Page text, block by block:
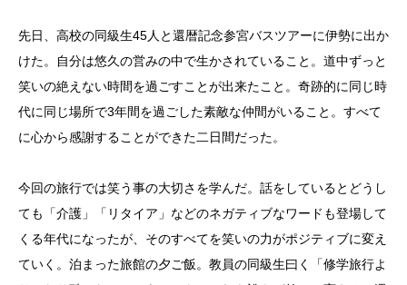
先日、高校の同級生45人と還暦記念参宮バスツアーに伊勢に出か
けた。自分は悠久の営みの中で生かされていること。道中ずっと
笑いの絶えない時間を過ごすことが出来たこと。奇跡的に同じ時
代に同じ場所で3年間を過ごした素敵な仲間がいること。すべて
に心から感謝することができた二日間だった。
今回の旅行では笑う事の大切さを学んだ。話をしているとどうし
ても「介護」「リタイア」などのネガティブなワードも登場して
くる年代になったが、そのすべてを笑いの力がポジティブに変え
ていく。泊まった旅館の夕ご飯。教員の同級生曰く「修学旅行よ